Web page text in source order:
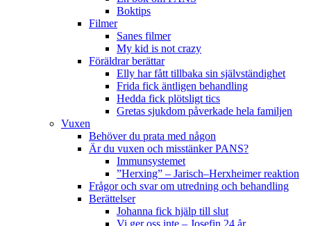
Boktips
Filmer
Sanes filmer
My kid is not crazy
Föräldrar berättar
Elly har fått tillbaka sin självständighet
Frida fick äntligen behandling
Hedda fick plötsligt tics
Gretas sjukdom påverkade hela familjen
Vuxen
Behöver du prata med någon
Är du vuxen och misstänker PANS?
Immunsystemet
”Herxing” – Jarisch–Herxheimer reaktion
Frågor och svar om utredning och behandling
Berättelser
Johanna fick hjälp till slut
Vi ger oss inte – Josefin 24 år